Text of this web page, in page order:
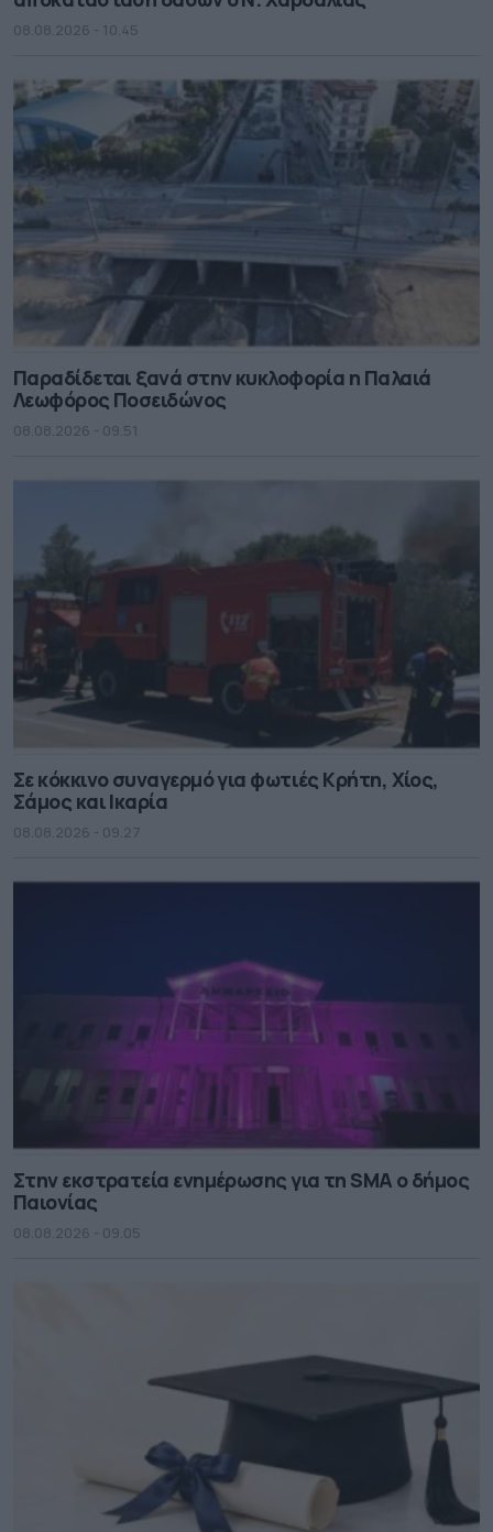
08.08.2026 - 10.45
Παραδίδεται ξανά στην κυκλοφορία η Παλαιά
Λεωφόρος Ποσειδώνος
08.08.2026 - 09.51
Σε κόκκινο συναγερμό για φωτιές Κρήτη, Χίος,
Σάμος και Ικαρία
08.08.2026 - 09.27
Στην εκστρατεία ενημέρωσης για τη SMA ο δήμος
Παιονίας
08.08.2026 - 09.05